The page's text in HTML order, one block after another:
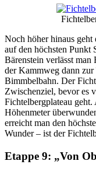
Noch höher hinaus geht
auf den höchsten Punkt
Bärenstein verlässt
der Kammweg dann
Bimmbelbahn. Der
Zwischenziel, bevor es
Fichtelbergplateau
Höhenmeter
erreicht man den
Wunder – ist der
Etappe 9: „Von